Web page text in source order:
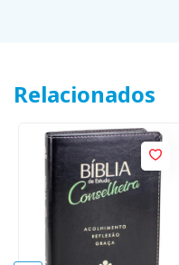
Relacionados